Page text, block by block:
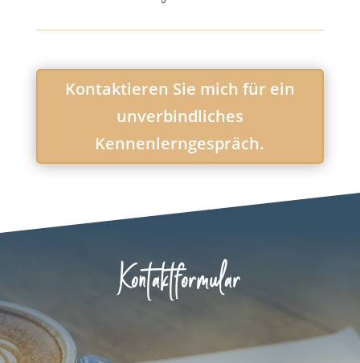
Kontaktieren Sie mich für ein
unverbindliches
Kennenlerngespräch.
Kontaktformular